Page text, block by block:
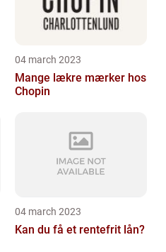
04 march 2023
Mange lækre mærker hos
Chopin
04 march 2023
Kan du få et rentefrit lån?